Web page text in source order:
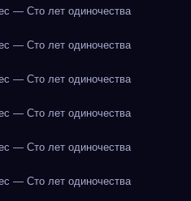
— Сто лет одиночества
— Сто лет одиночества
— Сто лет одиночества
— Сто лет одиночества
— Сто лет одиночества
— Сто лет одиночества